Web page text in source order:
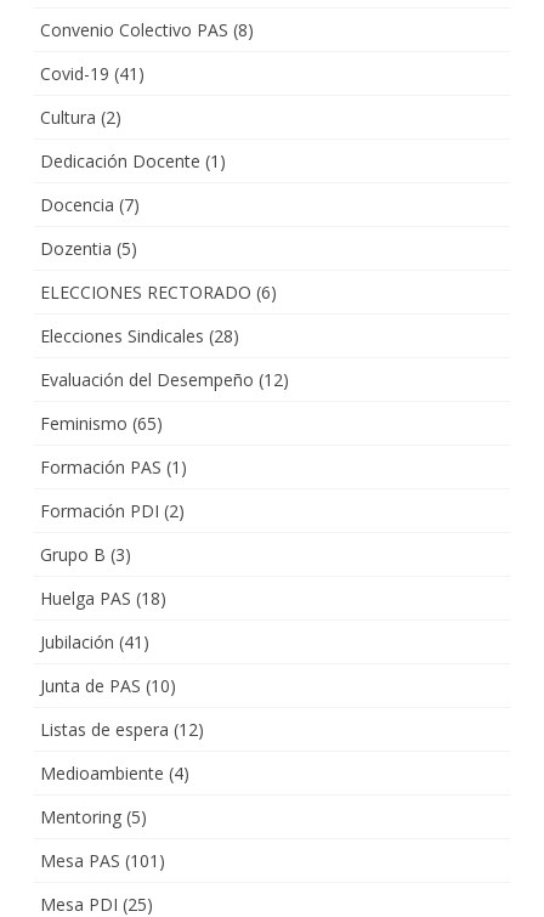
Convenio Colectivo PAS (8)
Covid-19 (41)
Cultura (2)
Dedicación Docente (1)
Docencia (7)
Dozentia (5)
ELECCIONES RECTORADO (6)
Elecciones Sindicales (28)
Evaluación del Desempeño (12)
Feminismo (65)
Formación PAS (1)
Formación PDI (2)
Grupo B (3)
Huelga PAS (18)
Jubilación (41)
Junta de PAS (10)
Listas de espera (12)
Medioambiente (4)
Mentoring (5)
Mesa PAS (101)
Mesa PDI (25)